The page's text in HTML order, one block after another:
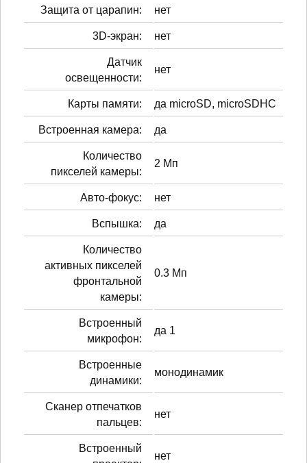
Защита от царапин: нет
3D-экран: нет
Датчик
освещенности:
нет
Карты памяти: да microSD, microSDHC
Встроенная камера: да
Количество
пикселей камеры:
2 Мп
Авто-фокус: нет
Вспышка: да
Количество
активных пикселей
фронтальной
камеры:
0.3 Мп
Встроенный
микрофон:
да 1
Встроенные
динамики:
монодинамик
Сканер отпечатков
пальцев:
нет
Встроенный
нет